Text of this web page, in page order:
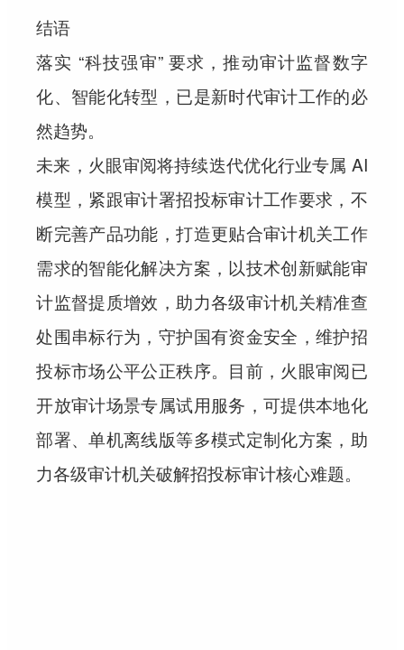
结语
落实 “科技强审” 要求，推动审计监督数字
化、智能化转型，已是新时代审计工作的必
然趋势。
未来，火眼审阅将持续迭代优化行业专属 AI
模型，紧跟审计署招投标审计工作要求，不
断完善产品功能，打造更贴合审计机关工作
需求的智能化解决方案，以技术创新赋能审
计监督提质增效，助力各级审计机关精准查
处围串标行为，守护国有资金安全，维护招
投标市场公平公正秩序。目前，火眼审阅已
开放审计场景专属试用服务，可提供本地化
部署、单机离线版等多模式定制化方案，助
力各级审计机关破解招投标审计核心难题。